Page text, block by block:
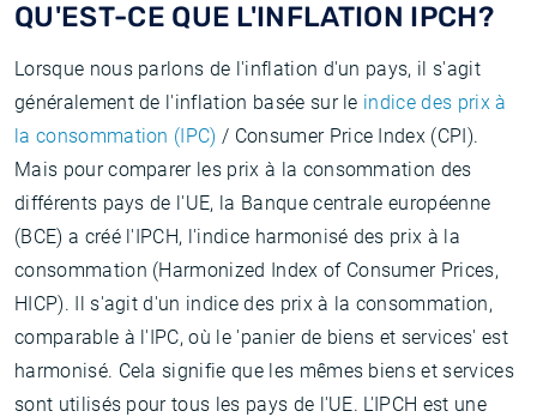
QU'EST-CE QUE L'INFLATION IPCH?
Lorsque nous parlons de l'inflation d'un pays, il s'agit
généralement de l'inflation basée sur le indice des prix à
la consommation (IPC) / Consumer Price Index (CPI).
Mais pour comparer les prix à la consommation des
différents pays de l'UE, la Banque centrale européenne
(BCE) a créé l'IPCH, l'indice harmonisé des prix à la
consommation (Harmonized Index of Consumer Prices,
HICP). Il s'agit d'un indice des prix à la consommation,
comparable à l'IPC, où le 'panier de biens et services' est
harmonisé. Cela signifie que les mêmes biens et services
sont utilisés pour tous les pays de l'UE. L'IPCH est une